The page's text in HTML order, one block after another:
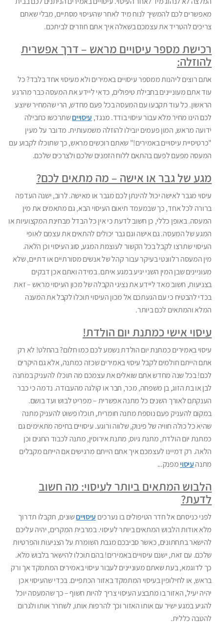
מאפשרים לכם להמשיך לנוח מיד לאחר שהעיסוי מסתיים, מבלי שאתם
צריכים להטריד את עצמכם בשאלה איך אתם חוזרים לביתכם.
רכישת מספר עיסויים מראש – דרך אפשרית
להוזלה:
אתם רוצים ליהנות ממספר עיסויים באמירים ולא מעיסוי אחד בלבד? כל
עוד אתם מעוניינים בחבילת טיפולים, כדאי ליידע את המעסה כבר מהרגע
הראשון. כל עוד תקבעו עם המעסה בכל פעם מחדש, הרי שהמחיר שיוצע
לכם הינו מחיר מלא עבור עיסוי בודד. מנגד, עיסוייםשתרכשו כחבילה
ידועה מראש, המון פעמים יובילו להוזלה משמעותית. מדובר על מעין
"כרטיסיית עיסויים באמירים!" שאתם רוכשים מראש, כך שתוכלו לקבוע עם
המעסה מפעם לפעם בהתאם ללוח הזמנים שלכם ולצרכים שלכם.
מגע של גבר או אישה – מה מתאים לכם?
עיסוי מגבר לאישה יכול להינתן לכם מגבר או מאישה. לרוב, ישנה העדפה
ברורה לכל אחד, כך שבמעמד תיאום העיסוי הבא, גם מתאמים את מין
המעסה. באופן כללי, כן חשוב לדעת כי אין כל הבדל מבחינת המקצועיות או
המגע של המעסה. גם אישה וגם גבר יכולים להתאים את עצמם לאופי
העיסוי שתרצו לקבל בכל הקשור לעוצמת המגע, סוג העיסוי וכן הלאה.
מין המעסה רלוונטי בעיקר עבור קהל של אנשים מסורתיים או דתיים, שלא
מעוניינים שבן המין השני יגיע במגע איתם. במידה ואתם אכן דבקים
בצניעות, חשוב מאד ליידע את נציגי הקבלה של מכון העיסוי מראש – זאת
בכדי להבטיח כי עם הגעתכם אל מכון העיסוי תוכלו לקבל את המענה
המלא והמתאים לכם ביותר.
עיסוי אישי כמתנת יום הולדת!
עיסוי באמירים כמתנת יום הולדת נשמע לכם כמו חלום? בהחלט! לא רק
אתם הייתם חולמים לקבל עיסוי באמירים שכזה כמתנה, אלא גם היקרים
לכם! בכל שנה מחדש אתם שואלים את עצמכם מה תוכלו להעניק במתנה
לבן או בת הזוג, בן משפחה, מכר, חבר או קולגה מהעבודה. נדמה כי כבר
הענקתם לאורך השנים כל מתנה אפשרית – מפריט לבוש ועד בושם.
במקום להעניק פעם נוספת מתנה חומרית, תוכלו פשוט להעניק מתנה
שהיא כל כולה חוויה של פינוק, שלווה ורוגע. עיסויים בחיפה מתאימים גם
כמתנת יום הולדת, מתנת גיוס, מתנת אירוסין, מתנה לכבוד החגים וכן
הלאה. רק דמיינו לעצמכם איך אתם הייתם מרגישים אם הייתם מקבלים
מתנה עיסוי מפנק...
הלבוש המתאים ביותר לעיסוי: מה חשוב
לדעת?
לפני כניסתם אל חדר הטיפולים בו נערכים עיסוייםשונים, תקבלו תדרוך
מלא אודות הלבוש המתאים ביותר לעיסוי. במרבית המקרים, יהיה עליכם
להישאר בתחתונים, כאשר סביבכם מגבת השומרת על הצניעות והפרטיות
שלכם. עם זאת, ישנם עיסויים באמירים! בהם תוכלו להישאר בלבוש מלא.
כך לדוגמא, בעת שאתם מעוניינים לעבור עיסוי באמירים המתמקד אך ורק
בראש, או לחילופין בעיסוי המתמקד באזור הכתפיים. בכדי שהעיסוי אכן
יהיה יעיל, האזור בו מתבצע העיסוי צריך להיות חשוף – כך שהמעסה יוכל
להגיע במגע ישיר עם אותו האזור וכך להרפות אותו, לשחרר אותו ולגרום
להטבה כללית.